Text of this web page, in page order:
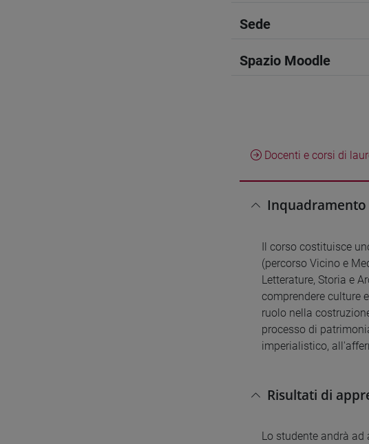
Sede
Spazio Moodle
Docenti e corsi di
Il corso costituisce
(percorso Vicino e
Letterature, Storia e
comprendere culture
ruolo nella
processo di
imperialistico,
Risultati di
Lo studente andrà